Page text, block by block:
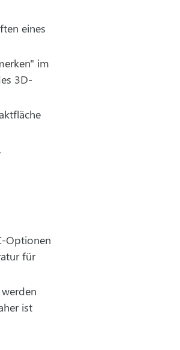
eines
im
3D-
Optionen
für
ist